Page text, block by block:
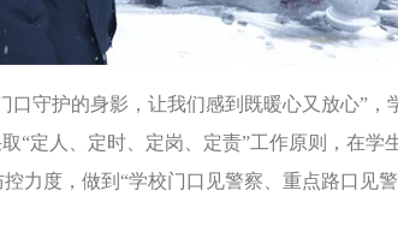
守护的身影，让我们感到既暖心又放心”，
“定人、定时、定岗、定责”工作原则，在学
力度，做到“学校门口见警察、重点路口见